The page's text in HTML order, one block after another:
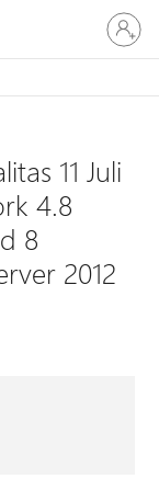
Masuk
ke
akun
11 Juli
4.8
8
2012